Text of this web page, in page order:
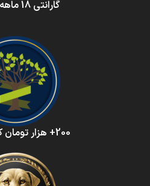
گارانتی 18 ماهه شرکتی
200+ هزار تومان کاشت نهال